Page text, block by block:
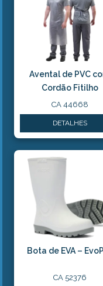
Avental de PVC
Cordão Fitilho
CA 44668
DETALHES
Bota de EVA –
CA 52376